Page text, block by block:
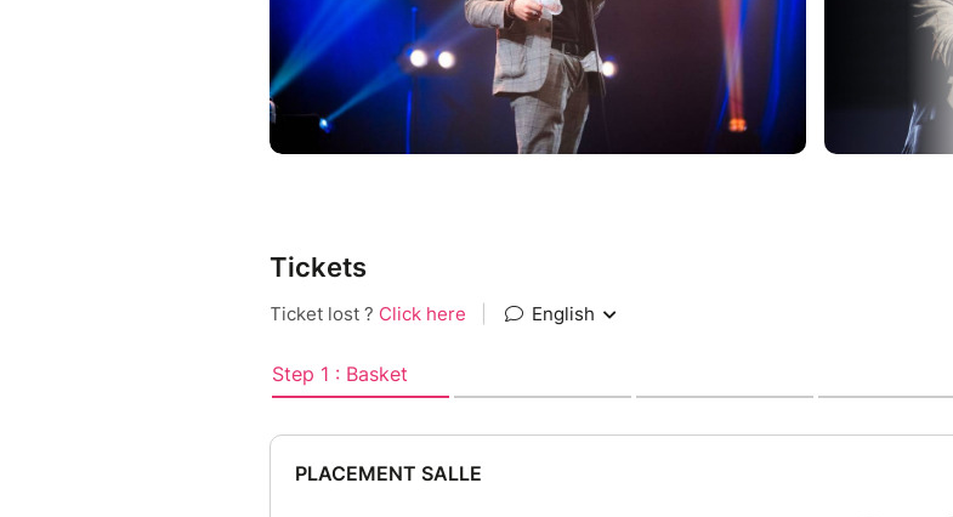
C’est du « traumarketing ».
Avec son deuxième one-man show, William vous démontrera que la logique
c’est abstrait, et que « normal », ça n’existe pas…
_________________________________________
Ouverture des portes : 19h30
Tickets